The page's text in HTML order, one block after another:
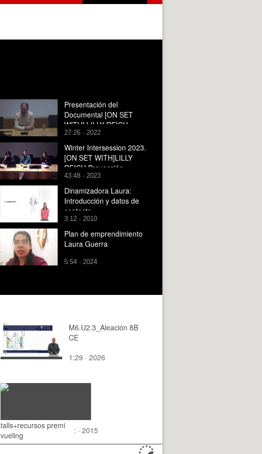
Presentación del
Documental [ON SET
WITH] LILLY REICH.
Laura Lizondo, Débora
Domingo, Avelina Prat
27:26 · 2022
Winter Intersession 2023.
[ON SET WITH]LILLY
REICH.Proyección-
Coloquio. DÉBORA
DOMINGO, LAURA
LIZONDO.
43:48 · 2023
Dinamizadora Laura:
Introducción y datos de
contacto
3:12 · 2010
Plan de emprendimiento
Laura Guerra
5:54 · 2024
M6.U2.3_Aleación 8B
CE
1:29 · 2026
talls+recursos premi
vueling
: · 2015